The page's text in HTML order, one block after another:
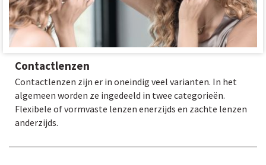
Contactlenzen
Contactlenzen zijn er in oneindig veel varianten. In het
algemeen worden ze ingedeeld in twee categorieën.
Flexibele of vormvaste lenzen enerzijds en zachte lenzen
anderzijds.